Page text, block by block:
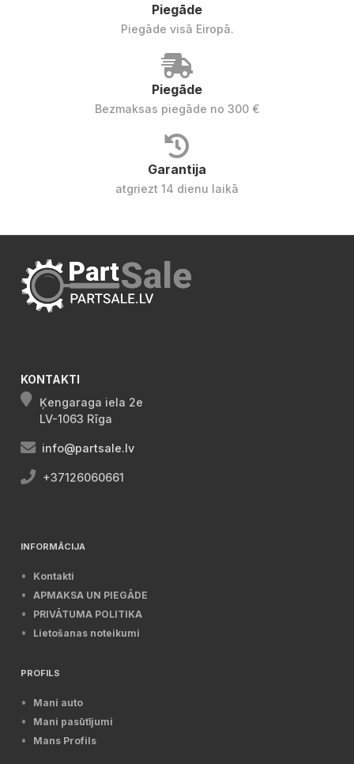
Piegāde
Piegāde visā Eiropā.
Piegāde
Bezmaksas piegāde no 300 €
Garantija
atgriezt 14 dienu laikā
KONTAKTI
Ķengaraga iela 2e
LV-1063 Rīga
info@partsale.lv
+37126060661
INFORMĀCIJA
Kontakti
APMAKSA UN PIEGĀDE
PRIVĀTUMA POLITIKA
Lietošanas noteikumi
PROFILS
Mani auto
Mani pasūtījumi
Mans Profils